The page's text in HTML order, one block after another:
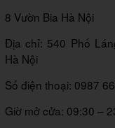
8 Vườn Bia Hà Nội
Địa chỉ: 540 Phố
Hà Nội
Số điện thoại: 0987
Giờ mở cửa: 09:30 –